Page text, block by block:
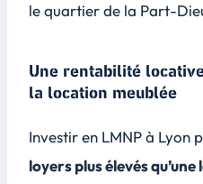
le quartier de la Part-
Une rentabilité
la location meublée
Investir en LMNP à Lyon
loyers plus élevés